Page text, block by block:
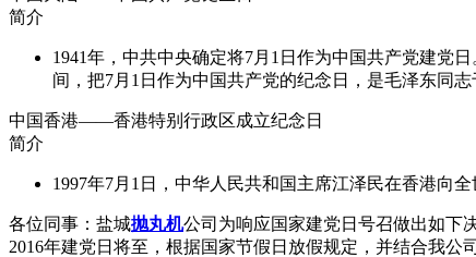
简介
1941年，中共中央确定将7月1日作为中国共产党建党
间，把7月1日作为中国共产党的纪念日，是毛泽东同
中国香港——香港特别行政区成立纪念日
简介
1997年7月1日，中华人民共和国主席江泽民在香港向
各位同事：盐城抛丸机公司为响应国家建党日号召做出如下
2016年建党日将至，根据国家节假日放假规定，并结合我公